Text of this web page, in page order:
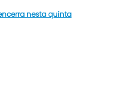
nesta quinta